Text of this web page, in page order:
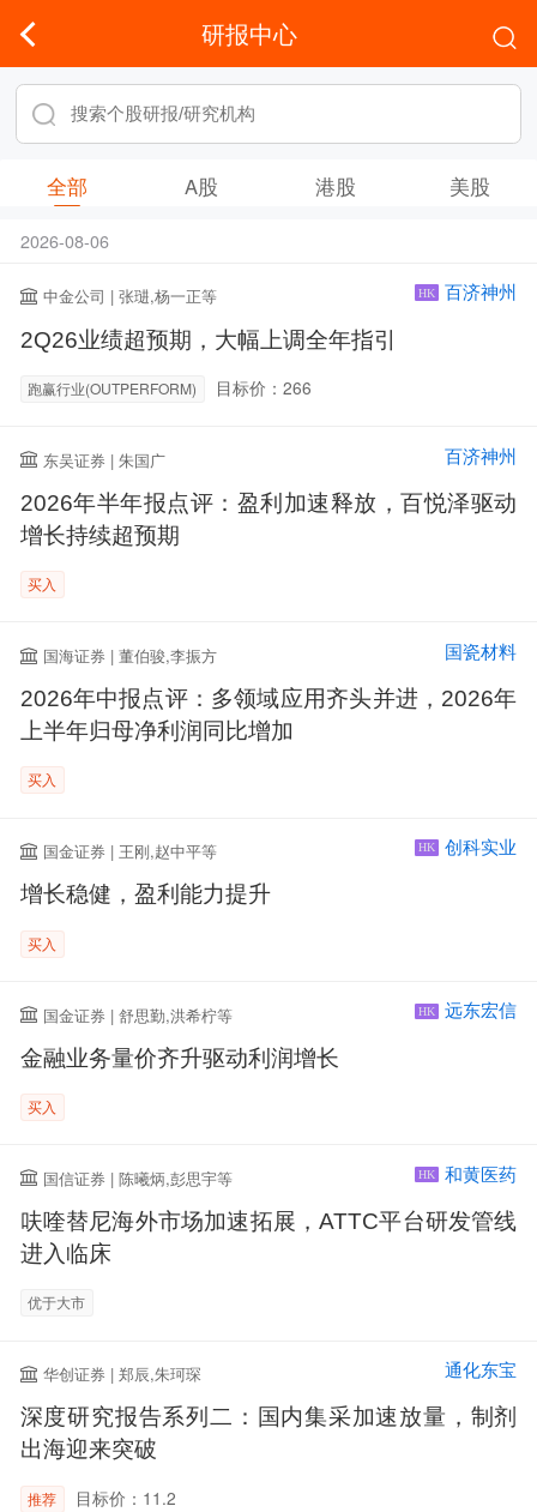
研报中心
全部 A股 港股 美股
2026-08-06
中金公司 | 张琎,杨一正等 HK 百济神州
2Q26业绩超预期，大幅上调全年指引
跑赢行业(OUTPERFORM) 目标价：266
东吴证券 | 朱国广 百济神州
2026年半年报点评：盈利加速释放，百悦泽驱动
增长持续超预期
买入
国海证券 | 董伯骏,李振方 国瓷材料
2026年中报点评：多领域应用齐头并进，2026年
上半年归母净利润同比增加
买入
国金证券 | 王刚,赵中平等 HK 创科实业
增长稳健，盈利能力提升
买入
国金证券 | 舒思勤,洪希柠等 HK 远东宏信
金融业务量价齐升驱动利润增长
买入
国信证券 | 陈曦炳,彭思宇等 HK 和黄医药
呋喹替尼海外市场加速拓展，ATTC平台研发管线
进入临床
优于大市
华创证券 | 郑辰,朱珂琛 通化东宝
深度研究报告系列二：国内集采加速放量，制剂
出海迎来突破
推荐 目标价：11.2